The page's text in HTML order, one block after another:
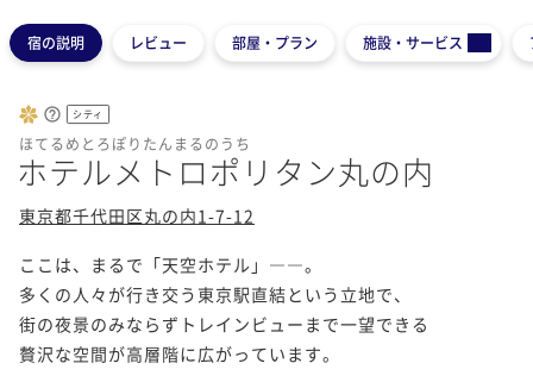
宿の説明 レビュー 部屋・プラン 施設・サービス
シティ
ほてるめとろぽりたんまるのうち
ホテルメトロポリタン丸の内
東京都千代田区丸の内1-7-12
ここは、まるで「天空ホテル」――。
多くの人々が行き交う東京駅直結という立地で、
街の夜景のみならずトレインビューまで一望できる
贅沢な空間が高層階に広がっています。